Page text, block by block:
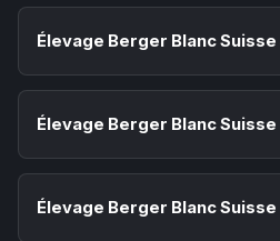
Élevage Berger Blanc Suisse
Élevage Berger Blanc
Élevage Berger Blanc